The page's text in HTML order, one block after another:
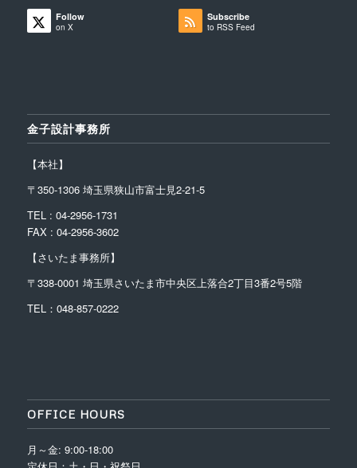
Follow
on X
Subscribe
to RSS Feed
金子設計事務所
【本社】
〒350-1306 埼玉県狭山市富士見2-21-5
TEL : 04-2956-1731
FAX : 04-2956-3602
【さいたま事務所】
〒338-0001 埼玉県さいたま市中央区上落合2丁目3番2号5階
TEL：048-857-0222
OFFICE HOURS
月～金: 9:00-18:00